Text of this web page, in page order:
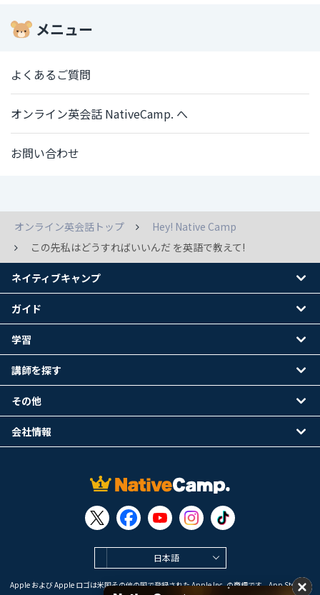
メニュー
よくあるご質問
オンライン英会話 NativeCamp. へ
お問い合わせ
オンライン英会話トップ
Hey! Native Camp
この先私はどうすればいいんだ を英語で教えて!
日本語
Apple および Apple ロゴは米国その他の国で登録された Apple Inc. の商標です。App Store は
ネイティブキャンプ
ガイド
学習
講師を探す
その他
会社情報